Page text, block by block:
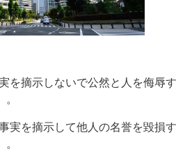
を摘示しないで公然と人を侮辱す
実を摘示して他人の名誉を毀損す